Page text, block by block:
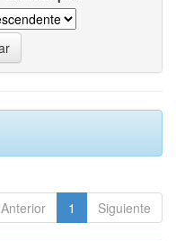
Anterior 1 Siguiente